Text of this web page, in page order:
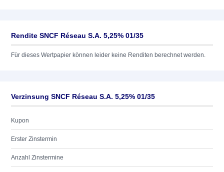
Rendite SNCF Réseau S.A. 5,25% 01/35
Für dieses Wertpapier können leider keine Renditen berechnet werden.
Verzinsung SNCF Réseau S.A. 5,25% 01/35
Kupon
Erster Zinstermin
Anzahl Zinstermine